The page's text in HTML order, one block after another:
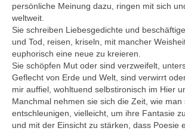
persönliche Meinung dazu, ringen mit sich
weltweit.
Sie schreiben Liebesgedichte und
und Tod, reisen, kriseln, mit mancher
euphorisch eine neue zu kreieren.
Sie schöpfen Mut oder sind verzweifelt,
Geflecht von Erde und Welt, sind verwirrt
mir auffiel, wohltuend selbstironisch im Hier
Manchmal nehmen sie sich die Zeit, wie man
entschleunigen, vielleicht, um ihre Fantasie
und mit der Einsicht zu stärken, dass Poesie